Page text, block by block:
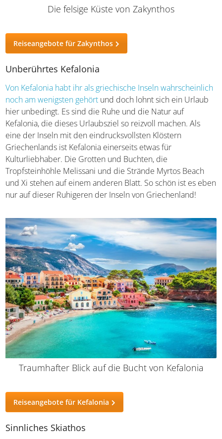
Die felsige Küste von Zakynthos
Reiseangebote für Zakynthos
Unberührtes Kefalonia
Von Kefalonia habt ihr als griechische Inseln
wahrscheinlich noch am wenigsten gehörtund doch lohnt
sich ein Urlaub hier unbedingt. Es sind die Ruhe und die
Natur auf Kefalonia, die dieses Urlaubsziel so reizvoll
machen. Als eine der Inseln mit den eindrucksvollsten
Klöstern Griechenlands ist Kefalonia einerseits etwas für
Kulturliebhaber. Die Grotten und Buchten, die
Tropfsteinhöhle Melissani und die Strände Myrtos Beach
und Xi stehen auf einem anderen Blatt. So schön ist es
eben nur auf dieser Ruhigeren der Inseln von
Traumhafter Blick auf die Bucht von Kefalonia
Reiseangebote für Kefalonia
Sinnliches Skiathos